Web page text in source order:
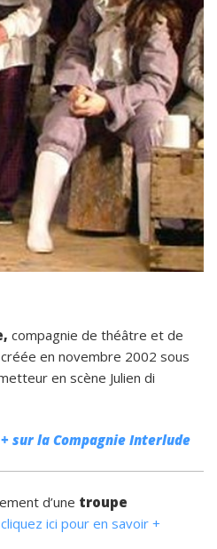
compagnie de théâtre et de
en novembre 2002 sous
en scène Julien di
sur la Compagnie Interlude
d’une troupe
cliquez ici pour en savoir +